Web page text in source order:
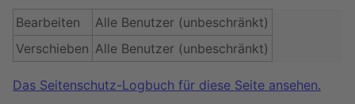
Bearbeiten
Alle Benutzer (unbeschränkt)
Verschieben Alle Benutzer (unbeschränkt)
Das Seitenschutz-Logbuch für diese Seite ansehen.